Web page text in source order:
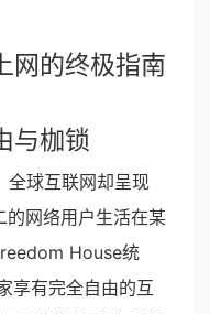
网的终极指南
与枷锁
全球互联网却呈现
的网络用户生活在某
House统
享有完全自由的互